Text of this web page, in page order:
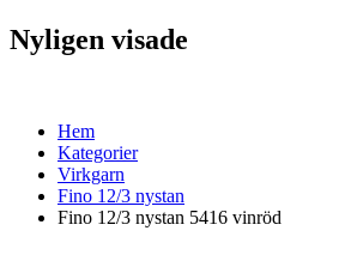
Nyligen visade
Hem
Kategorier
Virkgarn
Fino 12/3 nystan
Fino 12/3 nystan 5416 vinröd